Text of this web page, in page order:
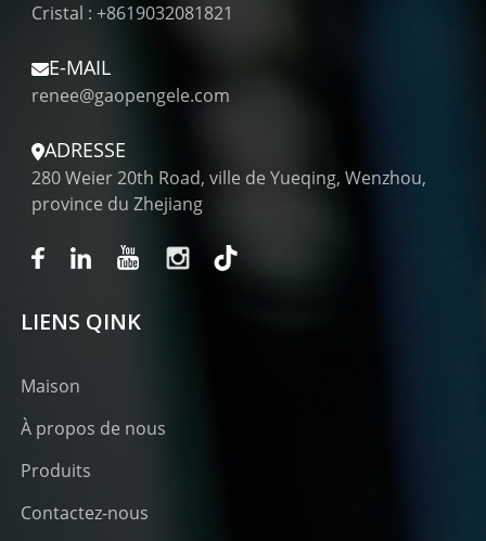
Cristal : +8619032081821
E-MAIL
renee@gaopengele.com
ADRESSE
280 Weier 20th Road, ville de Yueqing, Wenzhou,
province du Zhejiang
LIENS QINK
Maison
À propos de nous
Produits
Contactez-nous